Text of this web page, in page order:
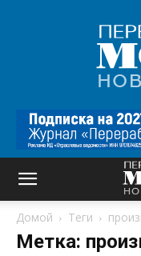
Домой Теги
Метка: